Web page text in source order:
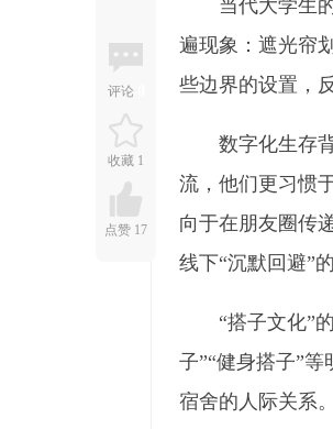
评论
收藏 1
点赞 17
当代大学生
遍现象：遮光帘
些边界的设置，
数字化生存
流，他们更习惯
向于在朋友圈传
线下“沉默回避”
“搭子文化”
子”“健身搭子”
宿舍的人际关系